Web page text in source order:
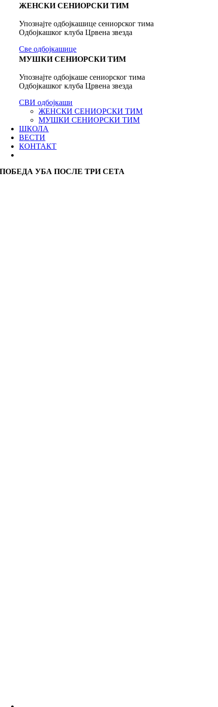
ЖЕНСКИ СЕНИОРСКИ ТИМ
Упознајте одбојкашице сениорског тима
Одбојкашког клуба Црвена звезда
Све одбојкашице
МУШКИ СЕНИОРСКИ ТИМ
Упознајте одбојкаше сениорског тима
Одбојкашког клуба Црвена звезда
СВИ одбојкаши
ЖЕНСКИ СЕНИОРСКИ ТИМ
МУШКИ СЕНИОРСКИ ТИМ
ШКОЛА
ВЕСТИ
КОНТАКТ
ПОБЕДА УБА ПОСЛЕ ТРИ СЕТА